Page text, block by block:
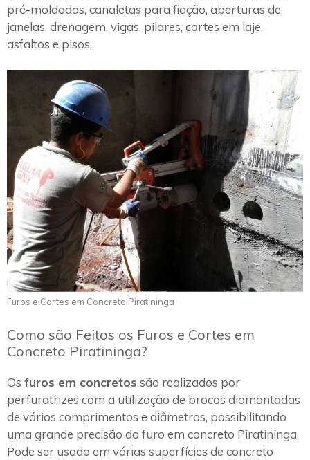
pré-moldadas, canaletas para fiação, aberturas de
janelas, drenagem, vigas, pilares, cortes em laje,
asfaltos e pisos.
Furos e Cortes em Concreto Piratininga
Como são Feitos os Furos e Cortes em
Concreto Piratininga?
Os furos em concretos são realizados por
perfuratrizes com a utilização de brocas diamantadas
de vários comprimentos e diâmetros, possibilitando
uma grande precisão do furo em concreto Piratininga.
Pode ser usado em várias superfícies de concreto